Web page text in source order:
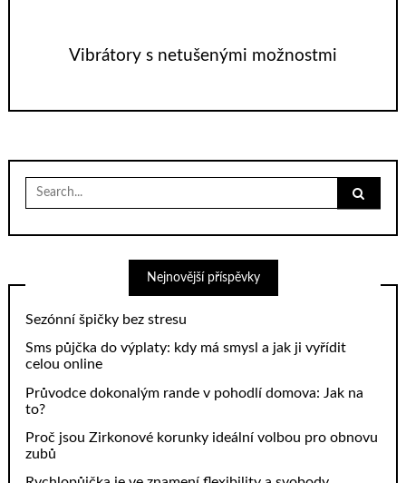
Vibrátory s netušenými možnostmi
Search
for:
Nejnovější příspěvky
Sezónní špičky bez stresu
Sms půjčka do výplaty: kdy má smysl a jak ji vyřídit
celou online
Průvodce dokonalým rande v pohodlí domova: Jak na
to?
Proč jsou Zirkonové korunky ideální volbou pro obnovu
zubů